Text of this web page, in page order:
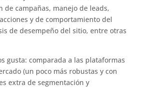
de campañas, manejo de leads,
y de comportamiento del
de desempeño del sitio, entre otras
gusta: comparada a las plataformas
(un poco más robustas y con
extra de segmentación y